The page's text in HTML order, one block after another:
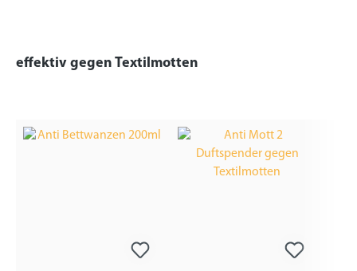
effektiv gegen Textilmotten